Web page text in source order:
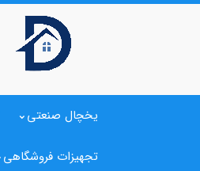
یخچال صنعتی
تجهیزات فروشگاهی